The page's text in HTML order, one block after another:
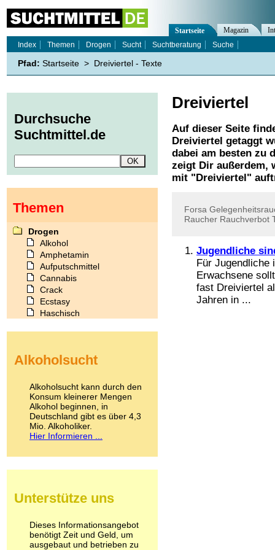
Dreiviertel
Auf dieser Seite
Dreiviertel getaggt
dabei am besten zu
zeigt Dir außerdem,
mit " Dreiviertel "
Forsa
Raucher Rauchverbot
Jugendliche
Für Jugendliche
Erwachsene
fast Dreiviertel
Jahren in ...
Startseite Magazin
Index
Themen Drogen Sucht Suchtberatung Suche
Pfad: Startseite > Dreiviertel - Texte
Durchsuche
Suchtmittel.de
Themen
Drogen
Alkohol
Amphetamin
Aufputschmittel
Cannabis
Crack
Ecstasy
Haschisch
Kokain
LSD
Marihuana
Medikamente
Meskalin
Metamphetamin
Methadon
Pilze
Psychopharmaka
Schlafmittel
Schmerzmittel
Alkoholsucht
Alkoholsucht kann durch den
Konsum kleinerer Mengen
Alkohol beginnen, in
Deutschland gibt es über 4,3
Mio. Alkoholiker.
Hier Informieren ...
Unterstütze uns
Dieses Informationsangebot
benötigt Zeit und Geld, um
ausgebaut und betrieben zu